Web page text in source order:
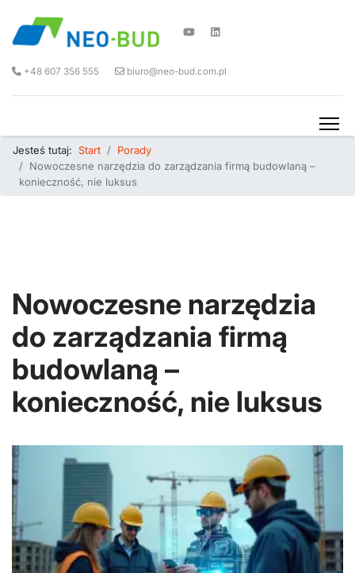
+48 607 356 555 biuro@neo-bud.com.pl
Jesteś tutaj: Start
Porady
Nowoczesne narzędzia do zarządzania firmą budowlaną –
konieczność, nie luksus
Nowoczesne narzędzia
do zarządzania firmą
budowlaną –
konieczność, nie luksus